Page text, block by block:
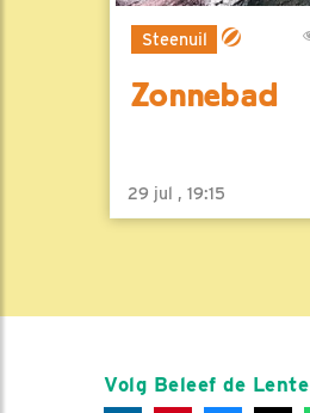
Steenuil
Zonnebad
29 jul , 19:15
Volg Beleef de Lente